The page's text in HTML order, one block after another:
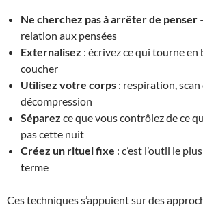
Ne cherchez pas à arrêter de penser
relation aux pensées
Externalisez : écrivez ce qui tourne
coucher
Utilisez votre corps : respiration,
décompression
Séparez ce que vous contrôlez de ce
pas cette nuit
Créez un rituel fixe : c’est l’outil le
terme
Ces techniques s’appuient sur des